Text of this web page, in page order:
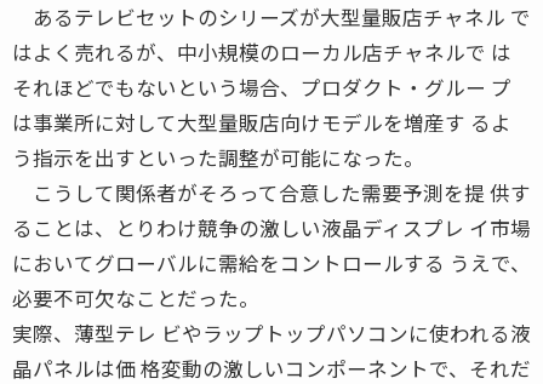
あるテレビセットのシリーズが大型量販店チャネル で
はよく売れるが、中小規模のローカル店チャネルで は
それほどでもないという場合、プロダクト・グルー プ
は事業所に対して大型量販店向けモデルを増産す るよ
う指示を出すといった調整が可能になった。
こうして関係者がそろって合意した需要予測を提 供す
ることは、とりわけ競争の激しい液晶ディスプレ イ市場
においてグローバルに需給をコントロールする うえで、
必要不可欠なことだった。
実際、薄型テレ ビやラップトップパソコンに使われる液
晶パネルは価 格変動の激しいコンポーネントで、それだ